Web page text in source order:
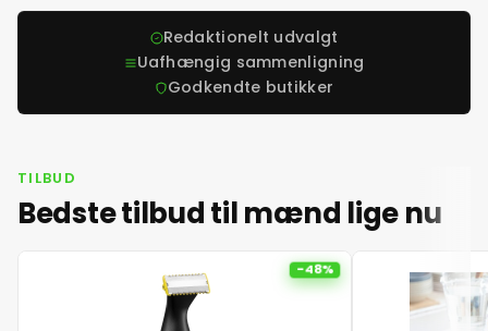
27. juni 2026
28. juni 2026
30. juni 2026
Redaktionelt udvalgt
Uafhængig sammenligning
Godkendte butikker
TILBUD
Bedste tilbud til mænd lige nu
-48%